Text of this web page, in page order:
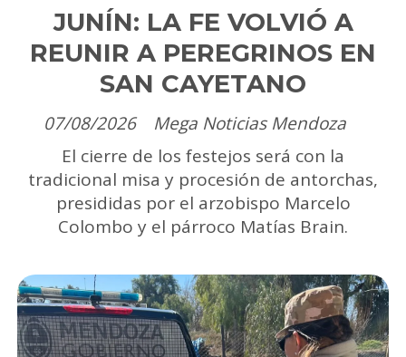
JUNÍN: LA FE VOLVIÓ A
REUNIR A PEREGRINOS EN
SAN CAYETANO
Mega Noticias Mendoza
07/08/2026
El cierre de los festejos será con la
tradicional misa y procesión de antorchas,
presididas por el arzobispo Marcelo
Colombo y el párroco Matías Brain.